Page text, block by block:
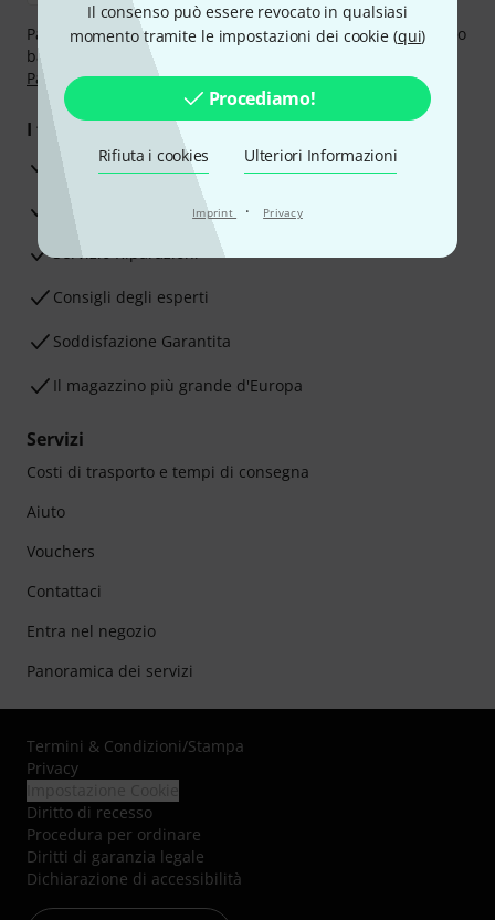
Il consenso può essere revocato in qualsiasi
momento tramite le impostazioni dei cookie (qui)
Procediamo!
Rifiuta i cookies Ulteriori Informazioni
Imprint · Privacy
Paga in tutta sicurezza con Contanti alla consegna, Bonifico
bancario, PayPal, Amazon Pay,
Paga in 3 rateoppure Carta di credito.
I tuoi vantaggi
3 anni di garanzia Thomann
30 giorni di garanzia soddisfatti o rimborsati
Servizio Riparazioni
Consigli degli esperti
Soddisfazione Garantita
Il magazzino più grande d'Europa
Servizi
Costi di trasporto e tempi di consegna
Aiuto
Vouchers
Contattaci
Entra nel negozio
Panoramica dei servizi
Termini & Condizioni/Stampa
Privacy
Diritto di recesso
Procedura per ordinare
Diritti di garanzia legale
Dichiarazione di accessibilità